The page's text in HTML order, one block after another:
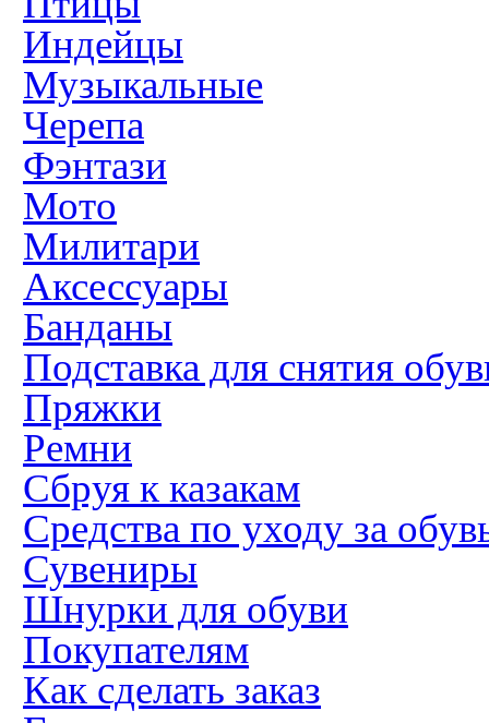
Индейцы
Музыкальные
Черепа
Фэнтази
Мото
Милитари
Аксессуары
Банданы
Подставка для снятия
Пряжки
Ремни
Сбруя к казакам
Средства по уходу за
Сувениры
Шнурки для обуви
Покупателям
Как сделать заказ